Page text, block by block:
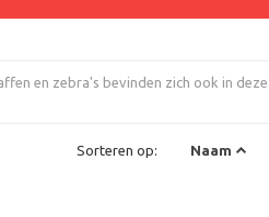
en zebra's bevinden zich ook in
Sorteren op: Naam